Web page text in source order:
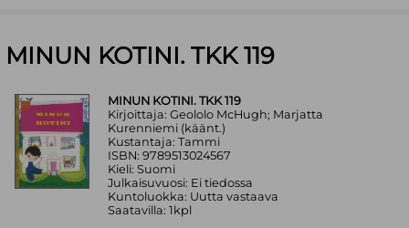
MINUN KOTINI. TKK 119
MINUN KOTINI. TKK 119
Kirjoittaja: Geololo McHugh; Marjatta
Kurenniemi (käänt.)
Kustantaja: Tammi
ISBN: 9789513024567
Kieli: Suomi
Julkaisuvuosi: Ei tiedossa
Kuntoluokka: Uutta vastaava
Saatavilla: 1kpl